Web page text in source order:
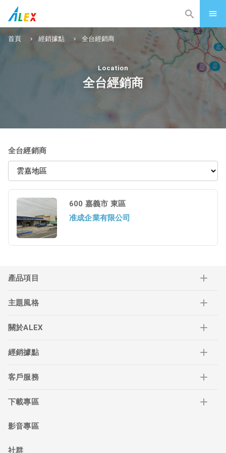
首頁 經銷據點 全台經銷商
Location
全台經銷商
全台經銷商
600 嘉義市 東區
准成企業有限公司
產品項目
主題風格
關於ALEX
經銷據點
客戶服務
下載專區
影音專區
社群